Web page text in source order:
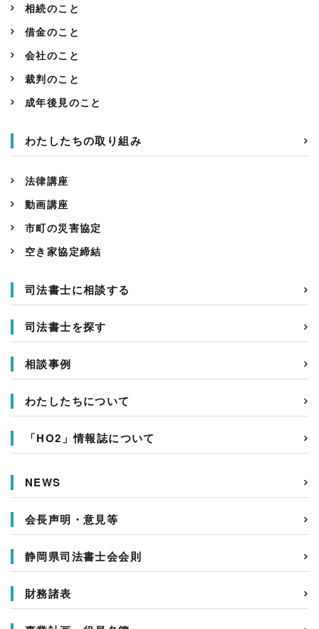
相続のこと
借金のこと
会社のこと
裁判のこと
成年後見のこと
わたしたちの取り組み
法律講座
動画講座
市町の災害協定
空き家協定締結
司法書士に相談する
司法書士を探す
相談事例
わたしたちについて
「HO2」情報誌について
NEWS
会長声明・意見等
静岡県司法書士会会則
財務諸表